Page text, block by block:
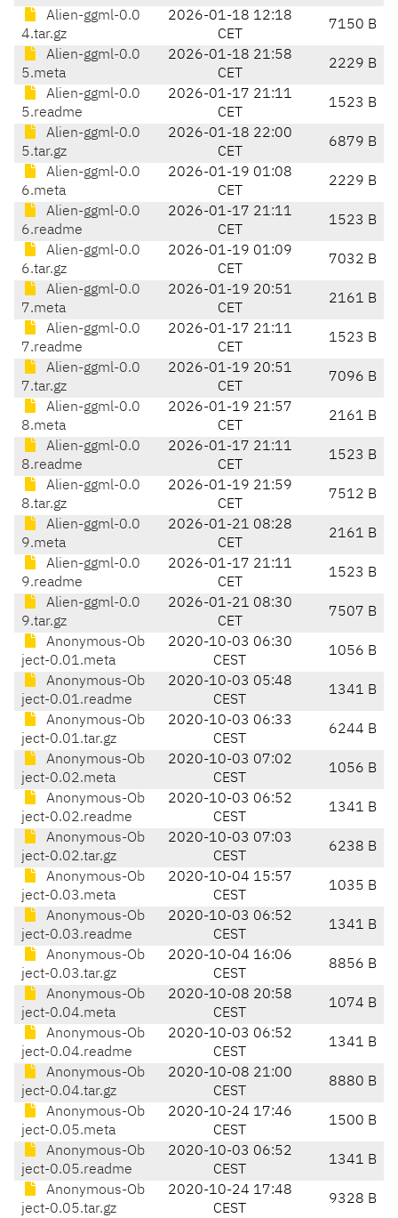
Alien-ggml-0.0
4.tar.gz
2026-01-18 12:18
CET
7150 B
Alien-ggml-0.0
5.meta
2026-01-18 21:58
CET
2229 B
Alien-ggml-0.0
5.readme
2026-01-17 21:11
CET
1523 B
Alien-ggml-0.0
5.tar.gz
2026-01-18 22:00
CET
6879 B
Alien-ggml-0.0
6.meta
2026-01-19 01:08
CET
2229 B
Alien-ggml-0.0
6.readme
2026-01-17 21:11
CET
1523 B
Alien-ggml-0.0
6.tar.gz
2026-01-19 01:09
CET
7032 B
Alien-ggml-0.0
7.meta
2026-01-19 20:51
CET
2161 B
Alien-ggml-0.0
7.readme
2026-01-17 21:11
CET
1523 B
Alien-ggml-0.0
7.tar.gz
2026-01-19 20:51
CET
7096 B
Alien-ggml-0.0
8.meta
2026-01-19 21:57
CET
2161 B
Alien-ggml-0.0
8.readme
2026-01-17 21:11
CET
1523 B
Alien-ggml-0.0
8.tar.gz
2026-01-19 21:59
CET
7512 B
Alien-ggml-0.0
9.meta
2026-01-21 08:28
CET
2161 B
Alien-ggml-0.0
9.readme
2026-01-17 21:11
CET
1523 B
Alien-ggml-0.0
9.tar.gz
2026-01-21 08:30
CET
7507 B
Anonymous-Ob
ject-0.01.meta
2020-10-03 06:30
CEST
1056 B
Anonymous-Ob
ject-0.01.readme
2020-10-03 05:48
CEST
1341 B
Anonymous-Ob
ject-0.01.tar.gz
2020-10-03 06:33
CEST
6244 B
Anonymous-Ob
ject-0.02.meta
2020-10-03 07:02
CEST
1056 B
Anonymous-Ob
ject-0.02.readme
2020-10-03 06:52
CEST
1341 B
Anonymous-Ob
ject-0.02.tar.gz
2020-10-03 07:03
CEST
6238 B
Anonymous-Ob
ject-0.03.meta
2020-10-04 15:57
CEST
1035 B
Anonymous-Ob
ject-0.03.readme
2020-10-03 06:52
CEST
1341 B
Anonymous-Ob
ject-0.03.tar.gz
2020-10-04 16:06
CEST
8856 B
Anonymous-Ob
ject-0.04.meta
2020-10-08 20:58
CEST
1074 B
Anonymous-Ob
ject-0.04.readme
2020-10-03 06:52
CEST
1341 B
Anonymous-Ob
ject-0.04.tar.gz
2020-10-08 21:00
CEST
8880 B
Anonymous-Ob
ject-0.05.meta
2020-10-24 17:46
CEST
1500 B
Anonymous-Ob
ject-0.05.readme
2020-10-03 06:52
CEST
1341 B
Anonymous-Ob
ject-0.05.tar.gz
2020-10-24 17:48
CEST
9328 B